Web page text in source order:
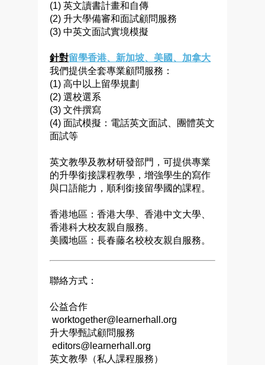
(1) 英文讀書計畫和自傳
(2) 升大學備審和面試顧問服務
(3) 中英文面試實境模擬
針對留學香港、新加坡、美國、加拿大
我們提供全套專業顧問服務：
(1) 高中以上留學規劃
(2) 選校選系
(3) 文件撰寫
(4) 面試模擬：電話英文面試、團體英文
面試等
英文教學及教材研發部門，可提供專業
的升學銜接課程教學，增強學生的寫作
與口語能力，順利銜接留學國的課程。
香港地區：香港大學、香港中文大學、
香港科大校友親自服務。
美國地區：長春藤名校校友親自服務。
聯絡方式：
公益合作
worktogether@learnerhall.org
升大學甄試顧問服務
editors@learnerhall.org
英文教學（私人課程服務）